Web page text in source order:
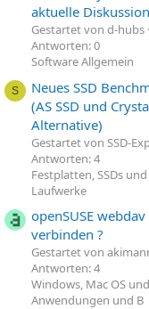
aktuelle Diskussion
Gestartet von d-hubs
Antworten: 0
Software Allgemein
S
Neues SSD
(AS SSD und
Alternative)
Gestartet von SSD-
Antworten: 4
Festplatten, SSDs
Laufwerke
openSUSE
verbinden ?
Gestartet von
Antworten: 4
Windows, Mac OS
Anwendungen und B